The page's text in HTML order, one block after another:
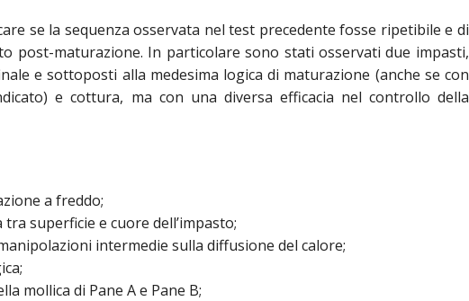
se la sequenza osservata nel test precedente fosse ripetibile e di
post-maturazione. In particolare sono stati osservati due impasti,
e sottoposti alla medesima logica di maturazione (anche se con
e cottura, ma con una diversa efficacia nel controllo della
a freddo;
superficie e cuore dell’impasto;
intermedie sulla diffusione del calore;
mollica di Pane A e Pane B;